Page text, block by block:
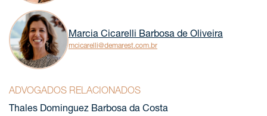
Marcia Cicarelli Barbosa de Oliveira
mcicarelli@demarest.com.br
ADVOGADOS RELACIONADOS
Thales Dominguez Barbosa da Costa